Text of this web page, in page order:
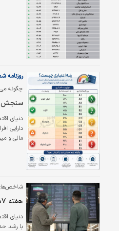
چگونه
روزنامه
سنجش
دنیای
دارایی
مالی و
شاخص‌های
هفته ۷درصدی بورس تهران
دنیای